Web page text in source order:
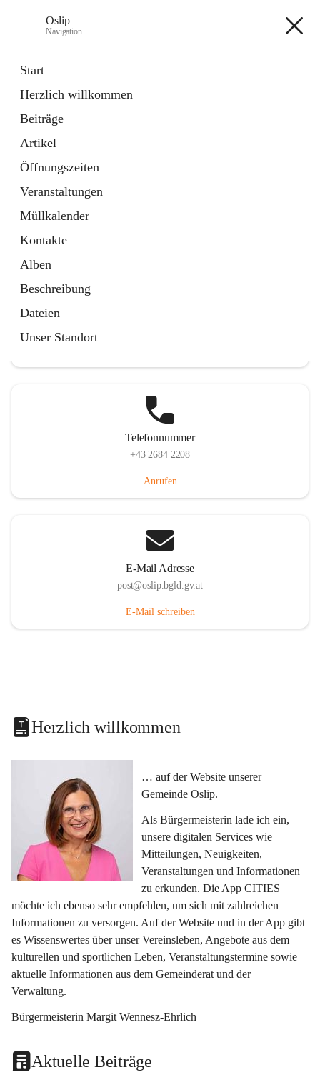
Oslip
Navigation
Start
Herzlich willkommen
Beiträge
Artikel
Öffnungszeiten
Veranstaltungen
Müllkalender
Kontakte
Alben
Beschreibung
Dateien
Unser Standort
Externe Webseite
in
Tab
Bundeskanzleramt Österreich
Externe Webseite
öffnet
in
neuem
Tab
Telefonnummer
+43 2684 2208
Anrufen
E-Mail Adresse
post@oslip.bgld.gv.at
E-Mail schreiben
Herzlich willkommen
… auf der Website unserer
Gemeinde Oslip.
Als Bürgermeisterin lade ich ein,
unsere digitalen Services wie
Mitteilungen, Neuigkeiten,
Veranstaltungen und Informationen
zu erkunden. Die App CITIES
möchte ich ebenso sehr empfehlen, um sich mit zahlreichen
Informationen zu versorgen. Auf der Website und in der App gibt
es Wissenswertes über unser Vereinsleben, Angebote aus dem
kulturellen und sportlichen Leben, Veranstaltungstermine sowie
aktuelle Informationen aus dem Gemeinderat und der
Verwaltung.
Bürgermeisterin Margit Wennesz-Ehrlich
Aktuelle Beiträge